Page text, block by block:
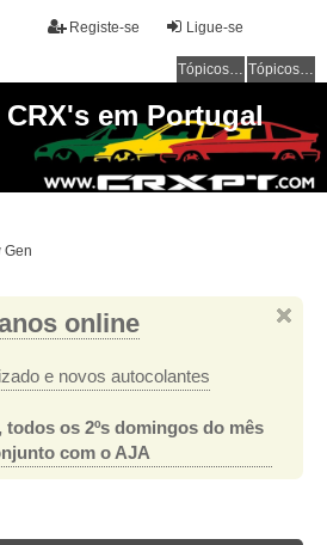
Ligue-se
Registe-se
Tópicos sem resposta Tópicos ativos
em Portugal
Gen
online
e novos autocolantes
todos os 2ºs domingos do mês
com o AJA